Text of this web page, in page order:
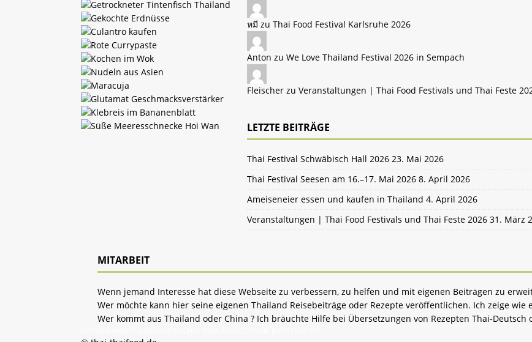
หมี zu Thai Food Festival Karlsruhe 2026
Anton zu We Love Thailand Festival 2026 in Sempach
Fleischer zu Veranstaltungen | Thai Food Festivals und Thai Feste
LETZTE BEITRÄGE
Thai Festival Schwäbisch Hall 2026 23. Mai 2026
Thai Festival Seesen am 16.–17. Mai 2026 8. April 2026
Ameiseneier essen und kaufen in Thailand 4. April 2026
Veranstaltungen | Thai Food Festivals und Thai Feste 2026 31. März
MITARBEIT
Wenn jemand Interesse hat diese Webseite zu verbessern, zu helfen und mit eigenen Beiträgen zu
Wer möchte kann hier seine eigenen Thailand Reisebeiträge oder Rezepte veröffentlichen. Ich zeige wie
Wer kommt aus Thailand oder China ? Ich bräuchte Hilfe bei Übersetzungen von Rezepten Thai-Deutsch